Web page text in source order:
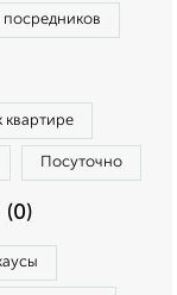
посредников
квартире
Посуточно
(0)